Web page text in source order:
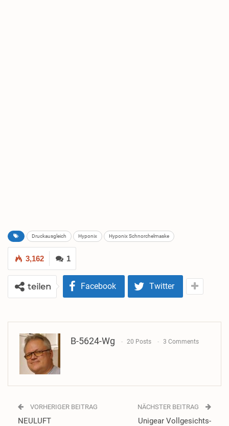
Druckausgleich Hyponix Hyponix Schnorchelmaske
1
3,162
teilen Facebook Twitter
B-5624-Wg 20 Posts 3 Comments
VORHERIGER BEITRAG
NEULUFT
NÄCHSTER BEITRAG
Unigear Vollgesichts-